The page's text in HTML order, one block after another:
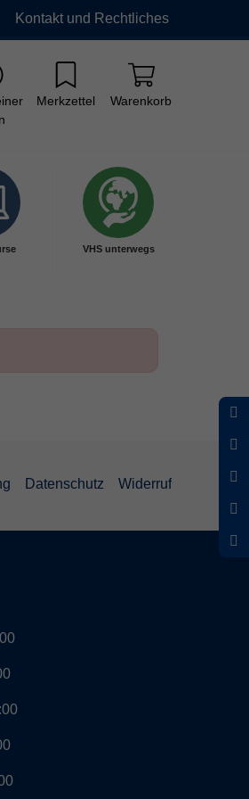
Kontakt und Rechtliches
Merkzettel Warenkorb
VHS unterwegs
Datenschutz Widerruf